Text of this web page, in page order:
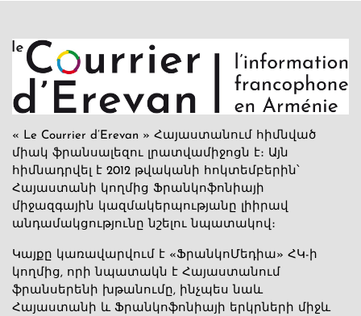
« Le Courrier d’Erevan » Հայաստանում հիմնված
միակ ֆրանսալեզու լրատվամիջոցն է։ Այն
հիմնադրվել է 2012 թվականի հոկտեմբերին՝
Հայաստանի կողմից Ֆրանկոֆոնիայի
միջազգային կազմակերպությանը լիիրավ
անդամակցությունը նշելու նպատակով։
Կայքը կառավարվում է «ՖրանկոՄեդիա» ՀԿ-ի
կողմից, որի նպատակն է Հայաստանում
ֆրանսերենի խթանումը, ինչպես նաև
Հայաստանի և Ֆրանկոֆոնիայի երկրների միջև